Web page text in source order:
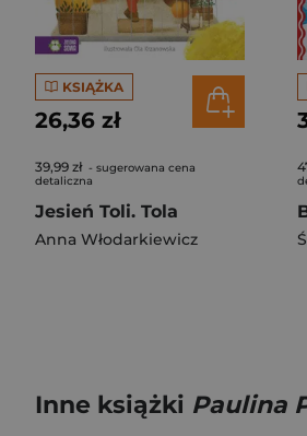
KSIĄŻKA
26,36 zł
39,99 zł - sugerowana cena
detaliczna
Jesień Toli. Tola
Anna Włodarkiewicz
Inne książki Paulina